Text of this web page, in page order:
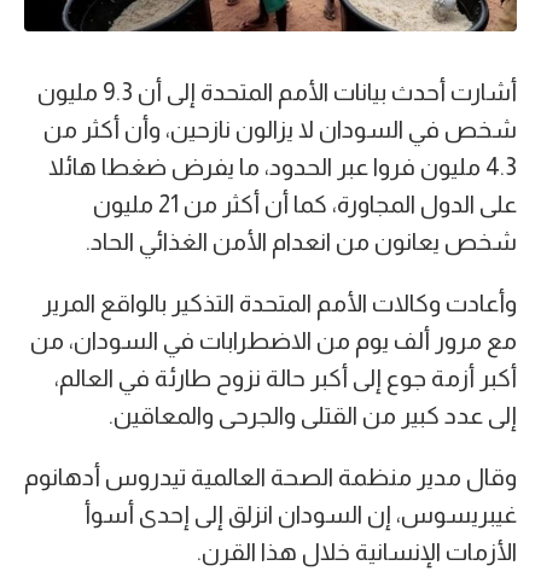
أشارت أحدث بيانات الأمم المتحدة إلى أن 9.3 مليون
شخص في السودان لا يزالون نازحين، وأن أكثر من
4.3 مليون فروا عبر الحدود، ما يفرض ضغطا هائلا
على الدول المجاورة، كما أن أكثر من 21 مليون
شخص يعانون من انعدام الأمن الغذائي الحاد.
وأعادت وكالات الأمم المتحدة التذكير بالواقع المرير
مع مرور ألف يوم من الاضطرابات في السودان، من
أكبر أزمة جوع إلى أكبر حالة نزوح طارئة في العالم،
إلى عدد كبير من القتلى والجرحى والمعاقين.
وقال مدير منظمة الصحة العالمية تيدروس أدهانوم
غيبريسوس، إن السودان انزلق إلى إحدى أسوأ
الأزمات الإنسانية خلال هذا القرن.